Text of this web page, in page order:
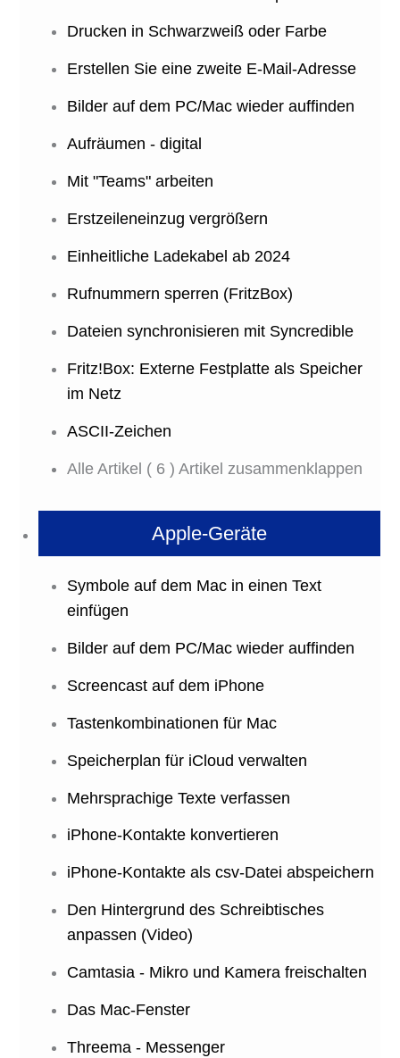
Drucken in Schwarzweiß oder Farbe
Erstellen Sie eine zweite E-Mail-Adresse
Bilder auf dem PC/Mac wieder auffinden
Aufräumen - digital
Mit "Teams" arbeiten
Erstzeileneinzug vergrößern
Einheitliche Ladekabel ab 2024
Rufnummern sperren (FritzBox)
Dateien synchronisieren mit Syncredible
Fritz!Box: Externe Festplatte als Speicher
im Netz
ASCII-Zeichen
Alle Artikel ( 6 ) Artikel zusammenklappen
Apple-Geräte
Symbole auf dem Mac in einen Text
einfügen
Bilder auf dem PC/Mac wieder auffinden
Screencast auf dem iPhone
Tastenkombinationen für Mac
Speicherplan für iCloud verwalten
Mehrsprachige Texte verfassen
iPhone-Kontakte konvertieren
iPhone-Kontakte als csv-Datei abspeichern
Den Hintergrund des Schreibtisches
anpassen (Video)
Camtasia - Mikro und Kamera freischalten
Das Mac-Fenster
Threema - Messenger